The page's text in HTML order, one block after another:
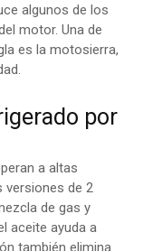
algunos de los
motor. Una de
es la motosierra,
por
a altas
versiones de 2
de gas y
aceite ayuda a
también elimina